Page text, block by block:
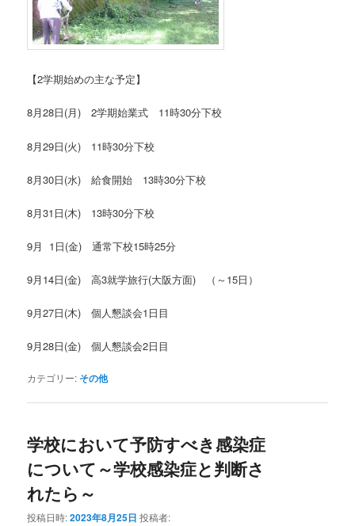
【2学期始めの主な予定】
8月28日(月) 2学期始業式 11時30分下校
8月29日(火) 11時30分下校
8月30日(水) 給食開始 13時30分下校
8月31日(木) 13時30分下校
9月 1日(金) 通常下校15時25分
9月14日(金) 高3就学旅行(大阪方面) （～15日）
9月27日(木) 個人懇談会1日目
9月28日(金) 個人懇談会2日目
カテゴリー: その他
学校において予防すべき感染症
について～学校感染症と判断さ
れたら～
投稿日時:2023年8月25日 投稿者: